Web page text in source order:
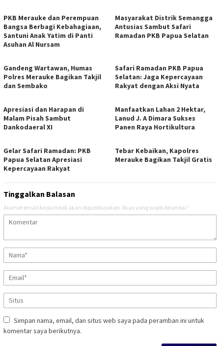
PKB Merauke dan Perempuan
Bangsa Berbagi Kebahagiaan,
Santuni Anak Yatim di Panti
Asuhan Al Nursam
Masyarakat Distrik Semangga
Antusias Sambut Safari
Ramadan PKB Papua Selatan
​Gandeng Wartawan, Humas
Polres Merauke Bagikan Takjil
dan Sembako
Safari Ramadan PKB Papua
Selatan: Jaga Kepercayaan
Rakyat dengan Aksi Nyata
Apresiasi dan Harapan di
Malam Pisah Sambut
Dankodaeral XI
Manfaatkan Lahan 2 Hektar,
Lanud J. A Dimara Sukses
Panen Raya Hortikultura
Gelar Safari Ramadan: PKB
Papua Selatan Apresiasi
Kepercayaan Rakyat
Tebar Kebaikan, Kapolres
Merauke Bagikan Takjil Gratis
Tinggalkan Balasan
Alamat email Anda tidak akan dipublikasikan. Ruas yang wajib ditandai *
Simpan nama, email, dan situs web saya pada peramban ini untuk
komentar saya berikutnya.